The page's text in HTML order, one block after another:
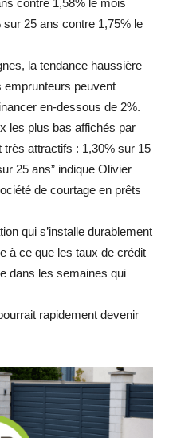
25 ans contre 1,75% le
la tendance haussière
emprunteurs peuvent
en-dessous de 2%.
les plus bas affichés par
attractifs : 1,30% sur 15
25 ans” indique Olivier
de courtage en prêts
qui s’installe durablement
à ce que les taux de crédit
dans les semaines qui
rapidement devenir